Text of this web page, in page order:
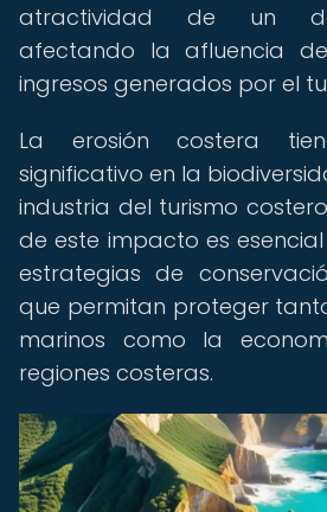
atractividad de un
afectando la afluencia
ingresos generados por el
La erosión costera
significativo en la
industria del turismo
de este impacto es
estrategias de
que permitan proteger
marinos como la
regiones costeras.